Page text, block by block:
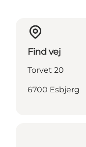
Find vej
Torvet 20
6700 Esbjerg